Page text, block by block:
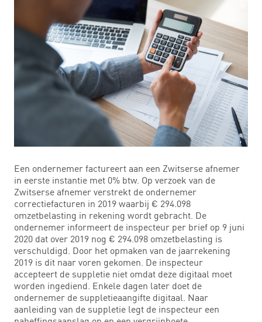
Een ondernemer factureert aan een Zwitserse afnemer
in eerste instantie met 0% btw. Op verzoek van de
Zwitserse afnemer verstrekt de ondernemer
correctiefacturen in 2019 waarbij € 294.098
omzetbelasting in rekening wordt gebracht. De
ondernemer informeert de inspecteur per brief op 9 juni
2020 dat over 2019 nog € 294.098 omzetbelasting is
verschuldigd. Door het opmaken van de jaarrekening
2019 is dit naar voren gekomen. De inspecteur
accepteert de suppletie niet omdat deze digitaal moet
worden ingediend. Enkele dagen later doet de
ondernemer de suppletieaangifte digitaal. Naar
aanleiding van de suppletie legt de inspecteur een